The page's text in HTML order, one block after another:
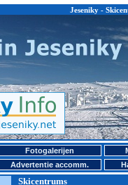
Jeseniky -
Fotogalerijen
Advertentie accomm.
Skicentrums